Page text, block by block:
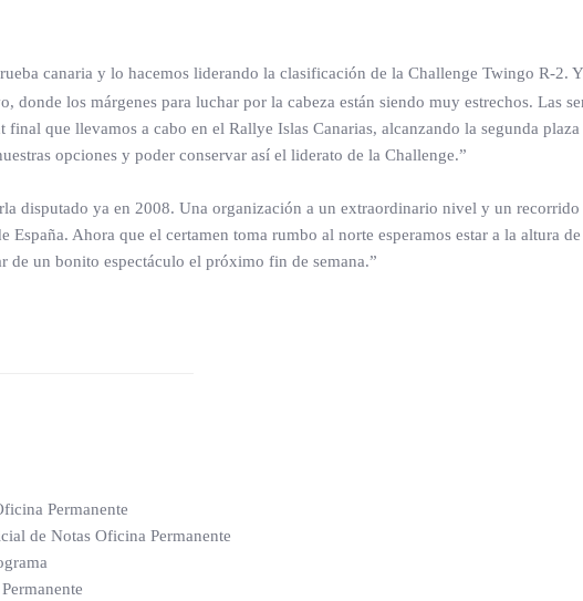
canaria y lo hacemos liderando la clasificación de la Challenge Twingo R-2.
donde los márgenes para luchar por la cabeza están siendo muy estrechos. Las
que llevamos a cabo en el Rallye Islas Canarias, alcanzando la segunda
opciones y poder conservar así el liderato de la Challenge.”
disputado ya en 2008. Una organización a un extraordinario nivel y un
España. Ahora que el certamen toma rumbo al norte esperamos estar a la altura
de un bonito espectáculo el próximo fin de semana.”
Permanente
de Notas Oficina Permanente